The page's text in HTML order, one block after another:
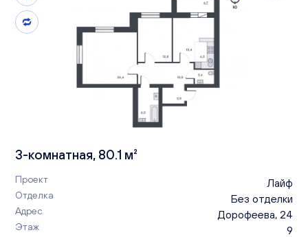
3-комнатная, 80.1 м²
Проект Лайф
Отделка Без отделки
Адрес Дорофеева, 24
Этаж 9